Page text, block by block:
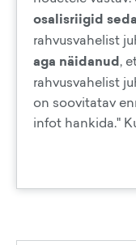
osalisriigid
rahvusvahelist
aga näidanud,
rahvusvahelist
on soovitatav
infot hankida."